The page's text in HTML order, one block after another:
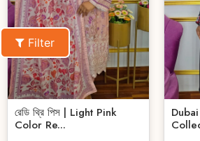
Filter
রেডি থ্রি পিস | Light Pink
Color Re...